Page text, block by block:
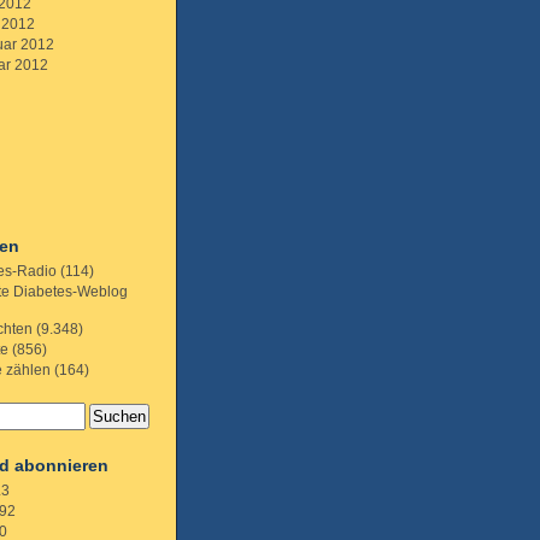
2012
2012
Radio (114)
Diabetes-Weblog
(9.348)
(856)
zählen (164)
abonnieren